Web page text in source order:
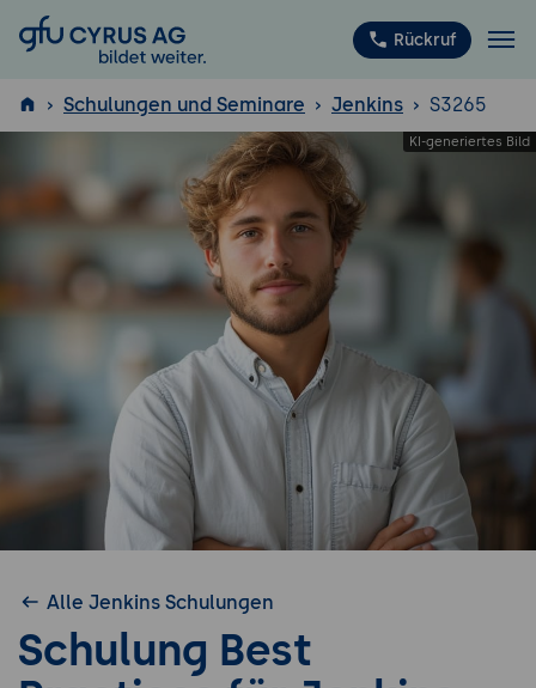
GFU Cyrus AG Rückruf
ISTQB ®
Schulungen und Seminare Jenkins S3265
Alle Jenkins Schulungen
Schulung Best